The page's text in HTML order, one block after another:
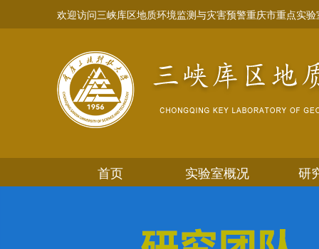
欢迎访问三峡库区地质环境监测与灾害预警重庆市重点实验
首页 实验室概况 研